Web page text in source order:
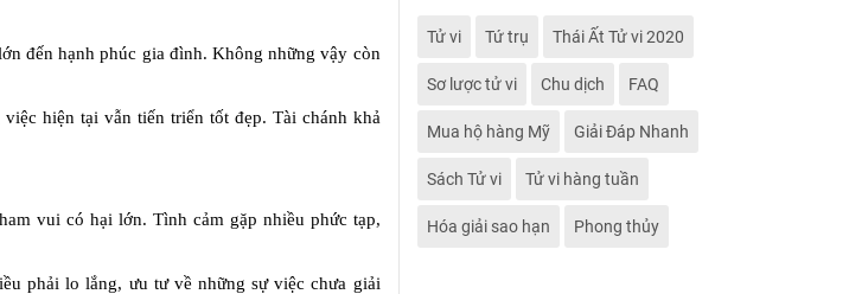
đến hạnh phúc gia đình. Không những vậy còn
hiện tại vẫn tiến triển tốt đẹp. Tài chánh khả
vui có hại lớn. Tình cảm gặp nhiều phức tạp,
phải lo lắng, ưu tư về những sự việc chưa giải
Tử vi Tứ trụ Thái Ất Tử vi 2020
Sơ lược tử vi Chu dịch FAQ
Mua hộ hàng Mỹ Giải Đáp Nhanh
Sách Tử vi Tử vi hàng tuần
Hóa giải sao hạn Phong thủy